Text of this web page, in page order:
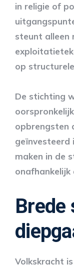
in religie of
steunt alleen
op
De stichting
opbrengsten
geïnvesteerd
maken in de
Brede
Volkskracht